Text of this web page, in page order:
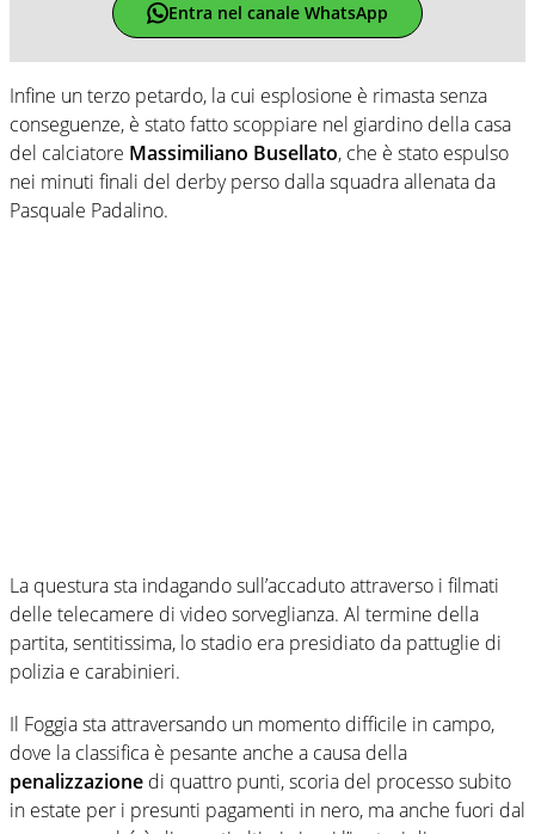
Entra nel canale WhatsApp
Infine un terzo petardo, la cui esplosione è rimasta senza
conseguenze, è stato fatto scoppiare nel giardino della casa
del calciatore Massimiliano Busellato, che è stato espulso
nei minuti finali del derby perso dalla squadra allenata da
Pasquale Padalino.
La questura sta indagando sull’accaduto attraverso i filmati
delle telecamere di video sorveglianza. Al termine della
partita, sentitissima, lo stadio era presidiato da pattuglie di
polizia e carabinieri.
Il Foggia sta attraversando un momento difficile in campo,
dove la classifica è pesante anche a causa della
penalizzazione di quattro punti, scoria del processo subito
in estate per i presunti pagamenti in nero, ma anche fuori dal